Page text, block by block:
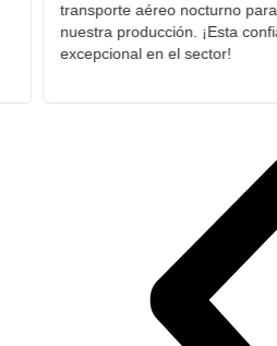
transporte aéreo nocturno para
nuestra producción. ¡Esta
excepcional en el sector!